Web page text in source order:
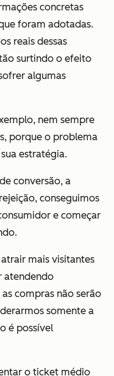
concretas
foram adotadas.
reais dessas
surtindo o efeito
algumas
nem sempre
porque o problema
estratégia.
conversão, a
conseguimos
e começar
mais visitantes
atendendo
compras não serão
somente a
é possível
o ticket médio